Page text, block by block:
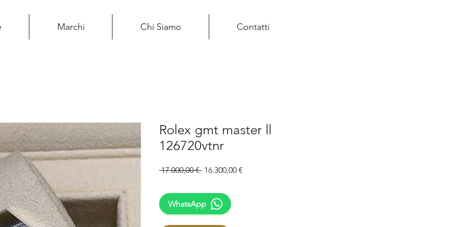
Marchi Chi Siamo Contatti
Rolex gmt master ll
126720vtnr
17.000,00 € Prezzo
16.300,00 €
WhatsApp